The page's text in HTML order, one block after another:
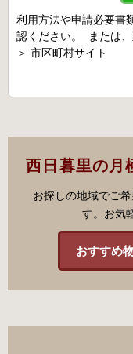
利用方法や申請必要書
認ください。 または、
＞ 市区町村サイト
西日暮里の月
お探しの地域でご
す。お気
おすすめ